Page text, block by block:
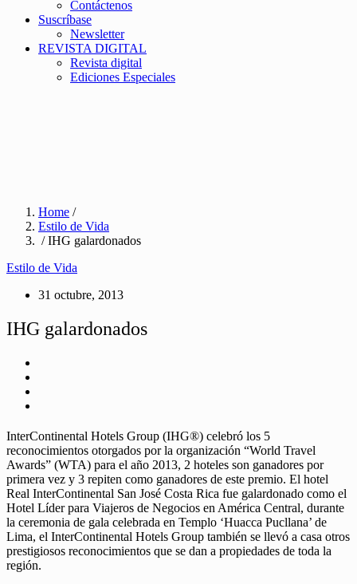
Contáctenos
Suscríbase
Newsletter
REVISTA DIGITAL
Revista digital
Ediciones Especiales
Home /
Estilo de Vida
/ IHG galardonados
Estilo de Vida
31 octubre, 2013
IHG galardonados
InterContinental Hotels Group (IHG®) celebró los 5
reconocimientos otorgados por la organización “World Travel
Awards” (WTA) para el año 2013, 2 hoteles son ganadores por
primera vez y 3 repiten como ganadores de este premio. El hotel
Real InterContinental San José Costa Rica fue galardonado como el
Hotel Líder para Viajeros de Negocios en América Central, durante
la ceremonia de gala celebrada en Templo ‘Huacca Pucllana’ de
Lima, el InterContinental Hotels Group también se llevó a casa otros
prestigiosos reconocimientos que se dan a propiedades de toda la
región.